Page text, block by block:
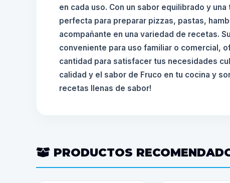
en cada uso. Con un sabor equilibrado y
perfecta para preparar pizzas, pastas,
acompañante en una variedad de recetas.
conveniente para uso familiar o comercial,
cantidad para satisfacer tus necesidades
calidad y el sabor de Fruco en tu cocina y
recetas llenas de sabor!
PRODUCTOS